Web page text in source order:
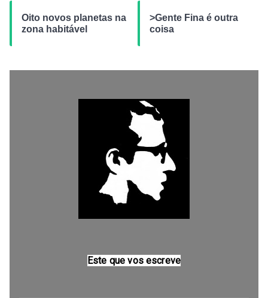
Oito novos planetas na
zona habitável
>Gente Fina é outra
coisa
Este que vos escreve